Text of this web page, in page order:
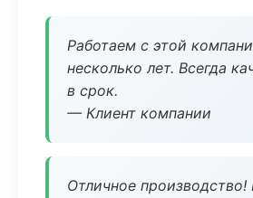
Работаем с этой
несколько лет. Всегда
в срок.
— Клиент компании
Отличное производство!